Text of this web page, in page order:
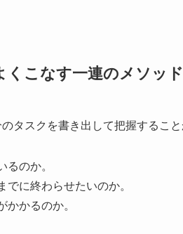
こなす一連のメソッド
タスクを書き出して把握すること
のか。
に終わらせたいのか。
かるのか。